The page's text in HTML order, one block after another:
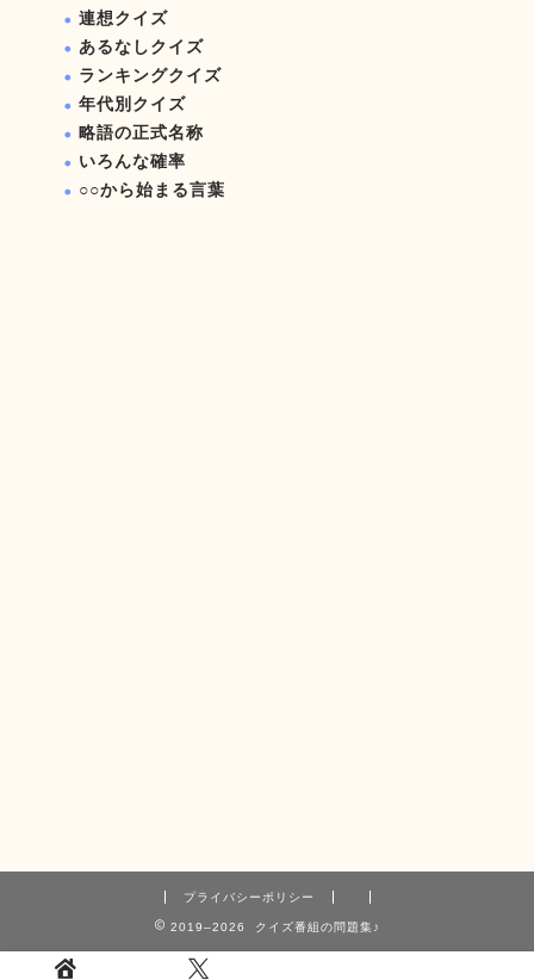
連想クイズ
あるなしクイズ
ランキングクイズ
年代別クイズ
略語の正式名称
いろんな確率
○○から始まる言葉
プライバシーポリシー
2019–2026 クイズ番組の問題集♪